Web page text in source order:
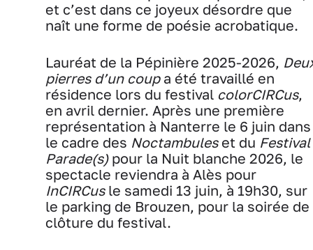
et c’est dans ce joyeux désordre que
naît une forme de poésie acrobatique.
Lauréat de la Pépinière 2025-2026,
pierres d’un coupa été travaillé en
résidence lors du festival colorCIRCus,
en avril dernier. Après une première
représentation à Nanterre le 6 juin dans
le cadre des Noctambuleset du Festival
Parade(s)pour la Nuit blanche 2026, le
spectacle reviendra à Alès pour
InCIRCusle samedi 13 juin, à 19h30, sur
le parking de Brouzen, pour la soirée de
clôture du festival.